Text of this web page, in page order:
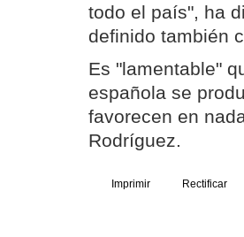
todo el país", ha
definido también
Es "lamentable"
española se
favorecen en
Rodríguez.
Imprimir Rectificar